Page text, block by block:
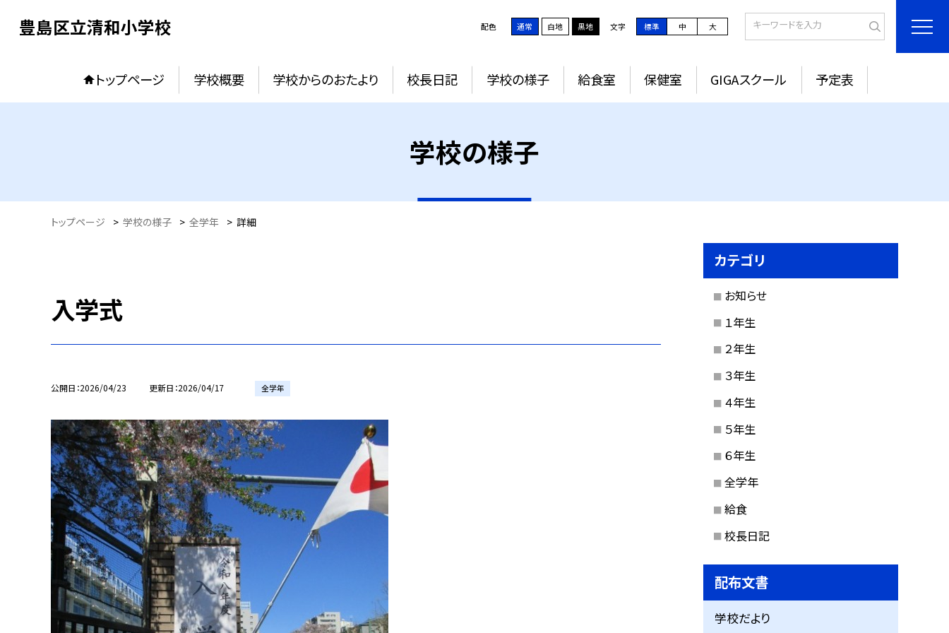
豊島区立清和小学校 配色 通常 白地 黒地 文字 標準 中 大
トップページ 学校概要 学校からのおたより 校長日記 学校の様子 給食室 保健室 GIGAスクール 予定表
学校の様子
トップページ > 学校の様子 > 全学年 > 詳細
入学式
公開日 2026/04/23 更新日 2026/04/17 全学年
カテゴリ
お知らせ
１年生
２年生
３年生
４年生
５年生
６年生
全学年
給食
校長日記
配布文書
学校だより